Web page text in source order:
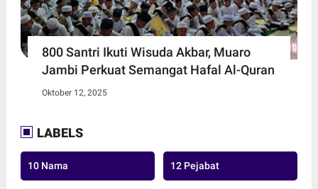
800 Santri Ikuti Wisuda Akbar, Muaro
Jambi Perkuat Semangat Hafal Al-Quran
Oktober 12, 2025
LABELS
10 Nama 12 Pejabat